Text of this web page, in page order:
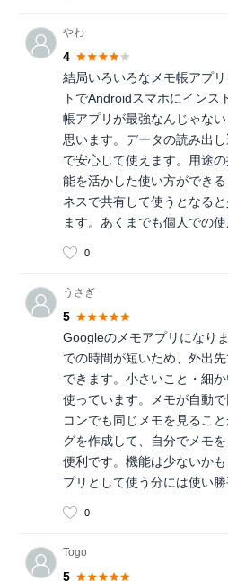
やわ
4
結局いろいろなメモ帳アプ
トでAndroidスマホにインス
帳アプリが最強なんじゃな
思います。データの読み出
で安心して使えます。用途
能を活かした使い方ができ
ネスで共有して使うとなる
ます。あくまでも個人での
0
うさぎ
5
Googleのメモアプリになり
での時間が短いため、外出
できます。小さいこと・細
使っています。メモが自動
コンでも同じメモを見るこ
グを作成して、自分でメモ
便利です。機能は少ないか
プリとして使う分には使い勝
0
Togo
5